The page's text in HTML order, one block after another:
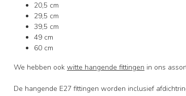
20,5 cm
29,5 cm
39,5 cm
49 cm
60 cm
We hebben ook witte hangende fittingen in ons
De hangende E27 fittingen worden inclusief